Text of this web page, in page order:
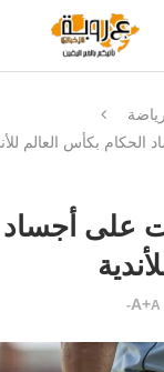
رياضة
الحكام بكأس العالم
على
A+A-